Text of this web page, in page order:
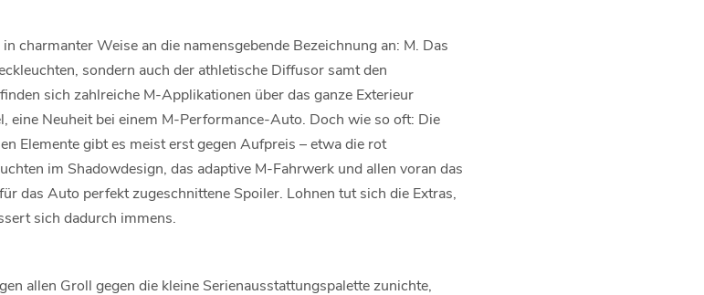
charmanter Weise an die namensgebende Bezeichnung an: M. Das
sondern auch der athletische Diffusor samt den
sich zahlreiche M-Applikationen über das ganze Exterieur
eine Neuheit bei einem M-Performance-Auto. Doch wie so oft: Die
Elemente gibt es meist erst gegen Aufpreis – etwa die rot
im Shadowdesign, das adaptive M-Fahrwerk und allen voran das
das Auto perfekt zugeschnittene Spoiler. Lohnen tut sich die Extras,
sich dadurch immens.
allen Groll gegen die kleine Serienausstattungspalette zunichte,